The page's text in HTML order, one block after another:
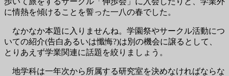
に情熱を傾けることを誓った一八の春でした。
なかなか本題に入りませんね。学園祭やサークル活動につ
いての紹介(告白あるいは懺悔?)は別の機会に譲るとして、
とりあえず学業関連に話題を絞りましょう。
地学科は一年次から所属する研究室を決めなければならな